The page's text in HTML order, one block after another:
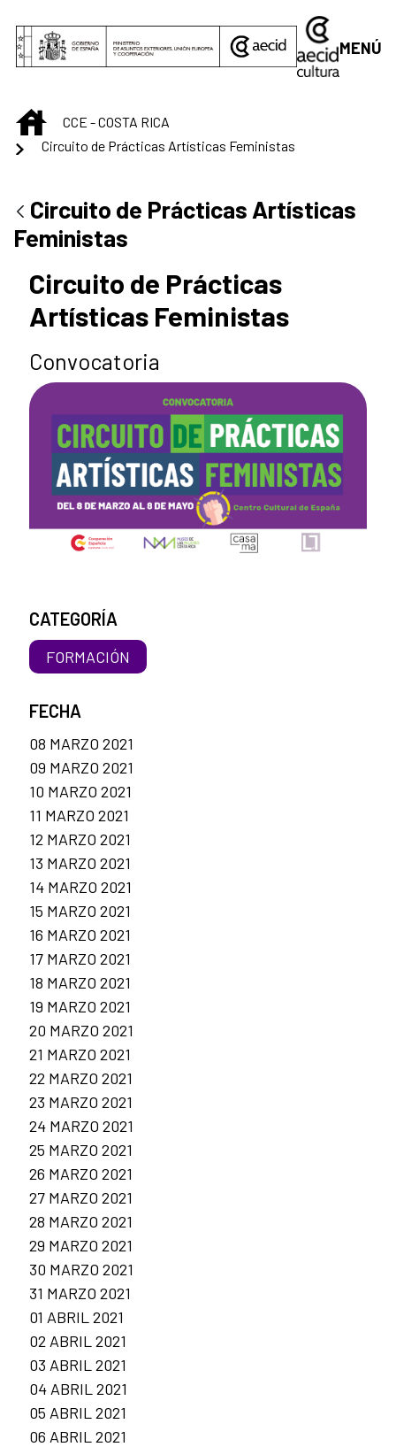
MENÚ
INICIO
CCE - COSTA RICA
Circuito de Prácticas Artísticas Feministas
Circuito de Prácticas Artísticas
Feministas
Circuito de Prácticas
Artísticas Feministas
Convocatoria
CATEGORÍA
FORMACIÓN
FECHA
08 MARZO 2021
09 MARZO 2021
10 MARZO 2021
11 MARZO 2021
12 MARZO 2021
13 MARZO 2021
14 MARZO 2021
15 MARZO 2021
16 MARZO 2021
17 MARZO 2021
18 MARZO 2021
19 MARZO 2021
20 MARZO 2021
21 MARZO 2021
22 MARZO 2021
23 MARZO 2021
24 MARZO 2021
25 MARZO 2021
26 MARZO 2021
27 MARZO 2021
28 MARZO 2021
29 MARZO 2021
30 MARZO 2021
31 MARZO 2021
01 ABRIL 2021
02 ABRIL 2021
03 ABRIL 2021
04 ABRIL 2021
05 ABRIL 2021
06 ABRIL 2021